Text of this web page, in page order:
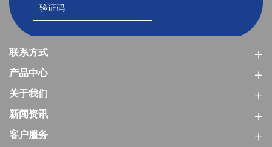
联系方式
产品中心
关于我们
新闻资讯
客户服务